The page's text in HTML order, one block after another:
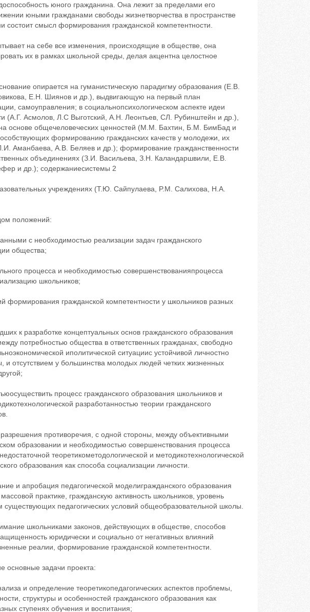
юного гражданина. Она лежит за пределами его
юными гражданами свободы жизнетворчества в пространстве
состоит смысл формирования гражданской компетентности.
на себе все изменения, происходящие в обществе, она
их в рамках школьной среды, делая акцентна целостное
опирается на гуманистическую парадигму образования (Е.В.
Е.Н. Шиянов и др.), выдвигающую на первый план
самоуправления; в социальнопсихологическом аспекте идеи
(А.Г. Асмолов, Л.С Выготский, А.Н. Леонтьев, СЛ. Рубинштейн и др.),
основе общечеловеческих ценностей (М.М. Бахтин, Б.М. БимБад и
формированию гражданских качеств у молодежи, их
Аманбаева, А.В. Беляев и др.); формирование гражданственности
объединениях (З.И. Васильева, З.Н. Каландаршвили, Е.В.
и др.); содержаниесистемы 2
учреждениях (Т.Ю. Сайпулаева, P.M. Салихова, Н.А.
положений:
с необходимостью реализации задач гражданского
общества;
процесса и необходимостью совершенствованияпроцесса
школьников;
формирования гражданской компетентности у школьников разных
к разработке концептуальных основ гражданского образования
потребностью общества в ответственных гражданах, свободно
иполитической ситуациис устойчивой личностно
и отсутствием у большинства молодых людей четких жизненных
процесс гражданского образования школьников и
разработанностью теории гражданского
противоречия, с одной стороны, между объективными
образовании и необходимостью совершенствования процесса
теоретикометодологической и методикотехнологической
образования как способа социализации личности.
и апробация педагогической моделигражданского образования
практике, гражданскую активность школьников, уровень
существующих педагогических условий общеобразовательной школы.
школьниками законов, действующих в обществе, способов
юридически и социально от негативных влияний
реалии, формирование гражданской компетентности.
основные задачи проекта:
и определение теоретикопедагогических аспектов проблемы,
структуры и особенностей гражданского образования как
ступенях обучения и воспитания;